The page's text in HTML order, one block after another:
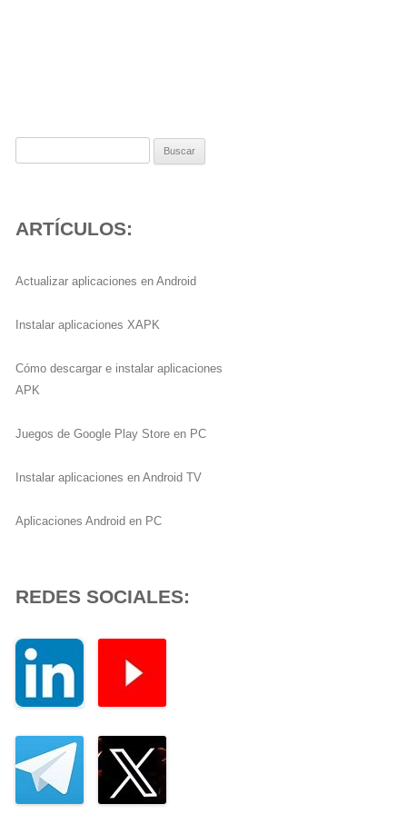
ARTÍCULOS:
Actualizar aplicaciones en Android
Instalar aplicaciones XAPK
Cómo descargar e instalar aplicaciones
APK
Juegos de Google Play Store en PC
Instalar aplicaciones en Android TV
Aplicaciones Android en PC
REDES SOCIALES: